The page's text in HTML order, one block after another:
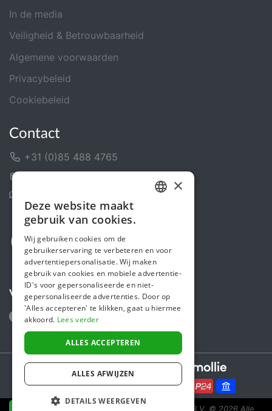
In de media
Veiligheid & Betrouwbaarheid
Algemene voorwaarden
Privacybeleid
Cookiebeleid
Contact
+31 (0)85 488 4765
Volg ons
Secure payments powered by
Steunactie is een initiatief van Sponsor Europe B.V. © 2026 Alle
ENGLISH
×
Deze website maakt
gebruik van cookies.
Wij gebruiken cookies om de
gebruikerservaring te verbeteren en voor
advertentiepersonalisatie. Wij maken
gebruik van cookies en mobiele advertentie-
ID's voor gepersonaliseerde en niet-
gepersonaliseerde advertenties. Door op
'Alles accepteren' te klikken, gaat u hiermee
akkoord. Lees verder
ALLES ACCEPTEREN
ALLES AFWIJZEN
DETAILS WEERGEVEN